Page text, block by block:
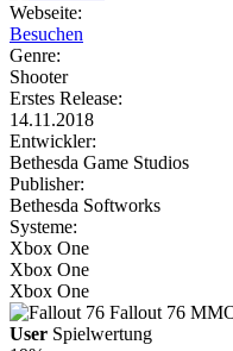
Webseite:
Besuchen
Genre:
Shooter
Erstes Release:
14.11.2018
Entwickler:
Bethesda Game Studios
Publisher:
Bethesda Softworks
Systeme:
Xbox One
Xbox One
Xbox One
Fallout 76
User Spielwertung